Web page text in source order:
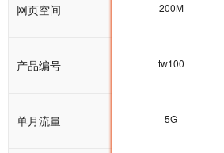
网页空间 200M
产品编号 tw100
单月流量 5G
200M
tw100
5G